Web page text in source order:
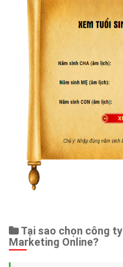
Tại sao chọn công
Marketing Online?